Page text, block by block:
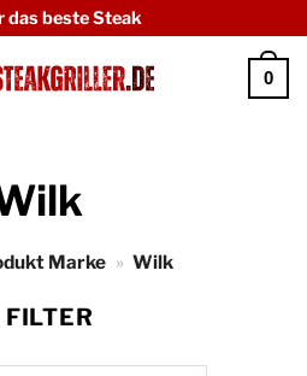
das beste Steak
0
Marke » Wilk
FILTER